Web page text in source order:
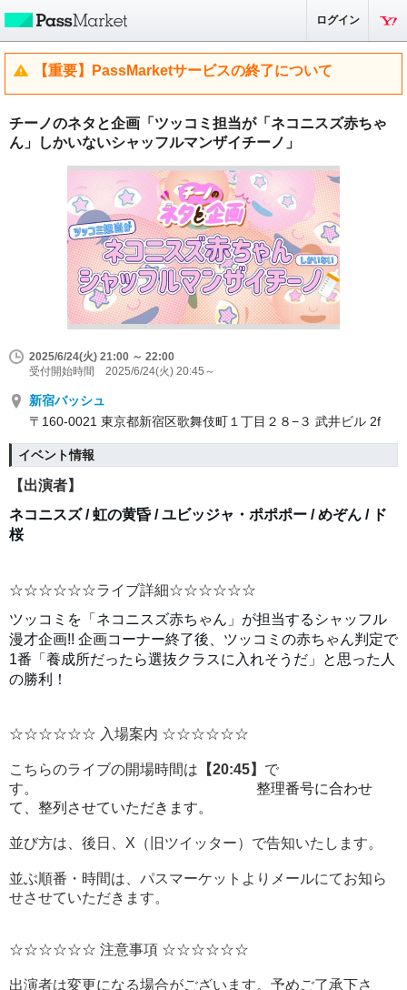
ログイン
【重要】PassMarketサービスの終了について
チーノのネタと企画「ツッコミ担当が「ネコニスズ赤ちゃ
ん」しかいないシャッフルマンザイチーノ」
2025/6/24(火) 21:00 ～ 22:00
受付開始時間 2025/6/24(火) 20:45～
新宿バッシュ
〒160-0021 東京都新宿区歌舞伎町１丁目２８−３ 武井ビル 2f
イベント情報
【出演者】
ネコニスズ / 虹の黄昏 / ユビッジャ・ポポポー / めぞん / ド
桜
☆☆☆☆☆☆ライブ詳細☆☆☆☆☆☆
ツッコミを「ネコニスズ赤ちゃん」が担当するシャッフル
漫才企画!! 企画コーナー終了後、ツッコミの赤ちゃん判定で
1番「養成所だったら選抜クラスに入れそうだ」と思った人
の勝利！
☆☆☆☆☆☆ 入場案内 ☆☆☆☆☆☆
こちらのライブの開場時間は 【20:45】 で
す。 整理番号に合わせ
て、整列させていただきます。
並び方は、後日、X（旧ツイッター）で告知いたします。
並ぶ順番・時間は、パスマーケットよりメールにてお知ら
せさせていただきます。
☆☆☆☆☆☆ 注意事項 ☆☆☆☆☆☆
出演者は変更になる場合がございます。予めご了承下さ